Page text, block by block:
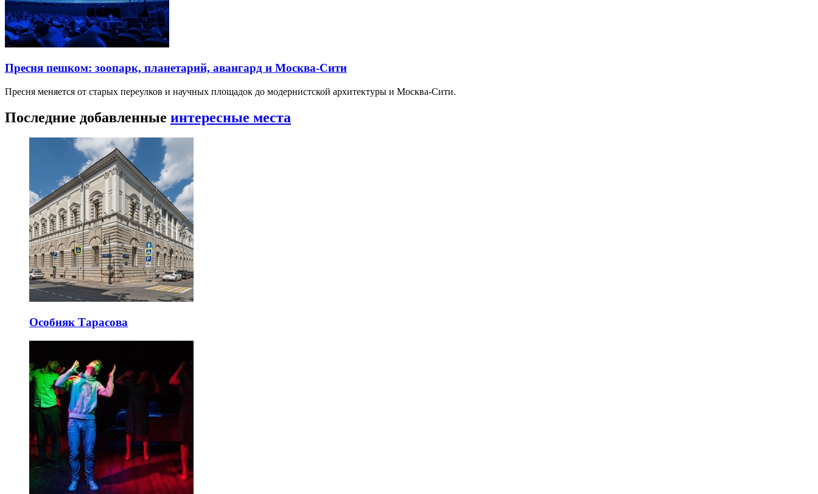
Пресня пешком: зоопарк, планетарий, авангард и Москва-Сити
Пресня меняется от старых переулков и научных площадок до модернистской архитектуры и Москва-Сити.
Последние добавленные интересные места
Особняк Тарасова